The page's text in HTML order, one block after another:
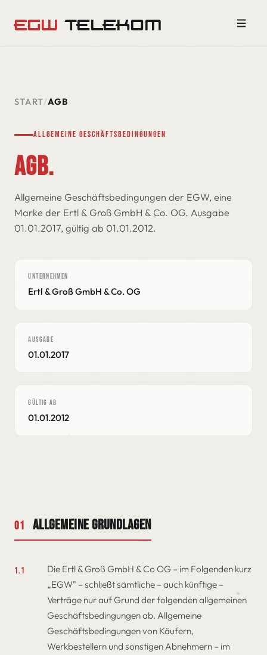
EGW TELEKOM
START/AGB
Allgemeine Geschäftsbedingungen
AGB.
Allgemeine Geschäftsbedingungen der EGW, eine
Marke der Ertl & Groß GmbH & Co. OG. Ausgabe
01.01.2017, gültig ab 01.01.2012.
UNTERNEHMEN
Ertl & Groß GmbH & Co. OG
AUSGABE
01.01.2017
GÜLTIG AB
01.01.2012
01 Allgemeine Grundlagen
1.1
Die Ertl & Groß GmbH & Co OG – im Folgenden kurz
„EGW" – schließt sämtliche – auch künftige –
Verträge nur auf Grund der folgenden allgemeinen
Geschäftsbedingungen ab. Allgemeine
Geschäftsbedingungen von Käufern,
Werkbestellern und sonstigen Abnehmern – im